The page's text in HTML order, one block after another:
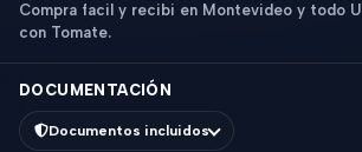
Compra facil y recibi en Montevideo y todo
con Tomate.
DOCUMENTACIÓN
Documentos incluidos